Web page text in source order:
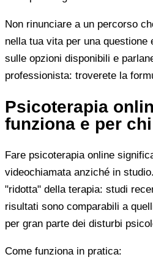
Non rinunciare a un percorso
nella tua vita per una questione
sulle opzioni disponibili e
professionista: troverete la
Psicoterapia
funziona e per
Fare psicoterapia online
videochiamata anziché in
"ridotta" della terapia: studi
risultati sono comparabili a
per gran parte dei disturbi
Come funziona in pratica: